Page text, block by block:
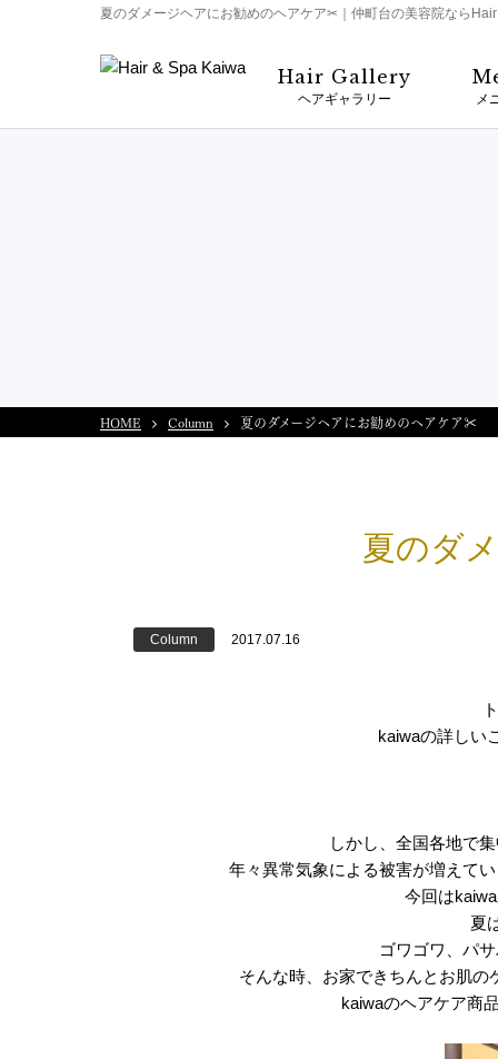
夏のダメージヘアにお勧めのヘアケア✂｜仲町台の美容院なら
Hair Gallery
ヘアギャラリー メ
HOME Column 夏のダメージヘアにお勧めのヘアケア✂
夏のダ
Column 2017.07.16
kaiwaの詳しい
しかし、全国各地で
年々異常気象による被害が増えて
今回は
夏
ゴワゴワ、パ
そんな時、お家できちんとお肌
kaiwaのヘアケア商